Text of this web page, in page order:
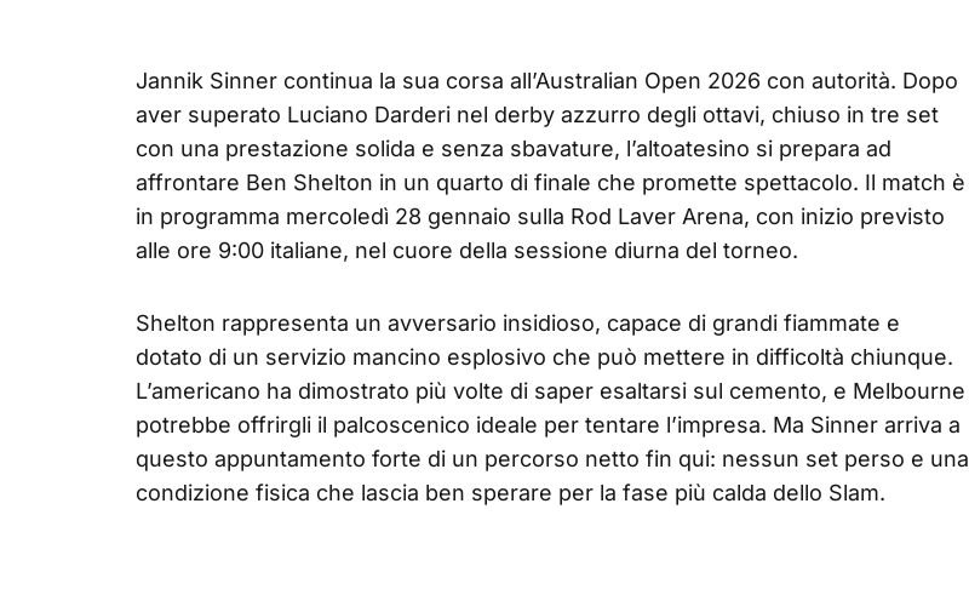
Jannik Sinner continua la sua corsa all’Australian Open 2026 con autorità. Dopo
aver superato Luciano Darderi nel derby azzurro degli ottavi, chiuso in tre set
con una prestazione solida e senza sbavature, l’altoatesino si prepara ad
affrontare Ben Shelton in un quarto di finale che promette spettacolo. Il match è
in programma mercoledì 28 gennaio sulla Rod Laver Arena, con inizio previsto
alle ore 9:00 italiane, nel cuore della sessione diurna del torneo.
Shelton rappresenta un avversario insidioso, capace di grandi fiammate e
dotato di un servizio mancino esplosivo che può mettere in difficoltà chiunque.
L’americano ha dimostrato più volte di saper esaltarsi sul cemento, e Melbourne
potrebbe offrirgli il palcoscenico ideale per tentare l’impresa. Ma Sinner arriva a
questo appuntamento forte di un percorso netto fin qui: nessun set perso e una
condizione fisica che lascia ben sperare per la fase più calda dello Slam.